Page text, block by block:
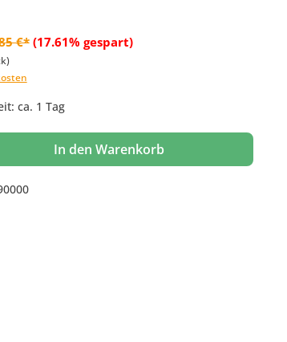
€* (17.61% gespart)
ca. 1 Tag
Wert ein oder benutze die Schaltflächen um die
In den Warenkorb